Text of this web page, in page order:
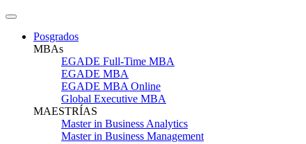
Posgrados
MBAs
EGADE Full-Time MBA
EGADE MBA
EGADE MBA Online
Global Executive MBA
MAESTRÍAS
Master in Business Analytics
Master in Business Management